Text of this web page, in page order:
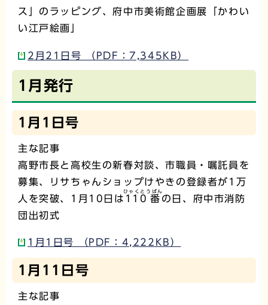
ス」のラッピング、府中市美術館企画展「かわい
い江戸絵画」
2月21日号 （PDF：7,345KB）
1月発行
1月1日号
主な記事
高野市長と高校生の新春対談、市職員・嘱託員を
募集、リサちゃんショップけやきの登録者が1万
人を突破、1月10日は 110番
ひゃくとうばん
の日、府中市消防
団出初式
1月1日号 （PDF：4,222KB）
1月11日号
主な記事